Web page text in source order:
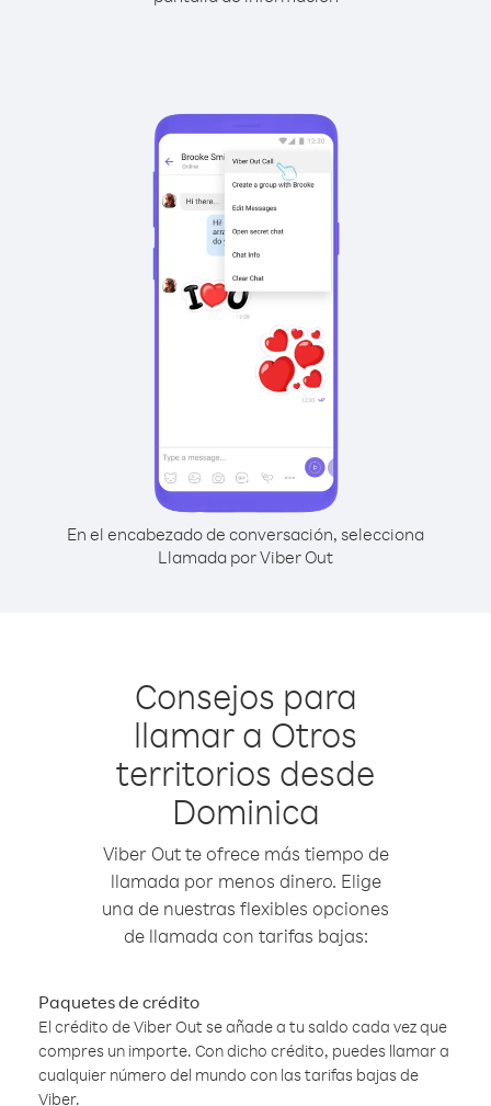
En el encabezado de conversación, selecciona
Llamada por Viber Out
Consejos para
llamar a Otros
territorios desde
Dominica
Viber Out te ofrece más tiempo de
llamada por menos dinero. Elige
una de nuestras flexibles opciones
de llamada con tarifas bajas:
Paquetes de crédito
El crédito de Viber Out se añade a tu saldo cada vez que
compres un importe. Con dicho crédito, puedes llamar a
cualquier número del mundo con las tarifas bajas de
Viber.